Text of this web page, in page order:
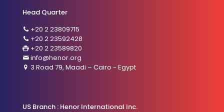
Head Quarter
+20 2 23809715
+20 2 23592428
+20 2 23589820
info@henor.org
3 Road 79, Maadi – Cairo - Egypt
US Branch : Henor International Inc.